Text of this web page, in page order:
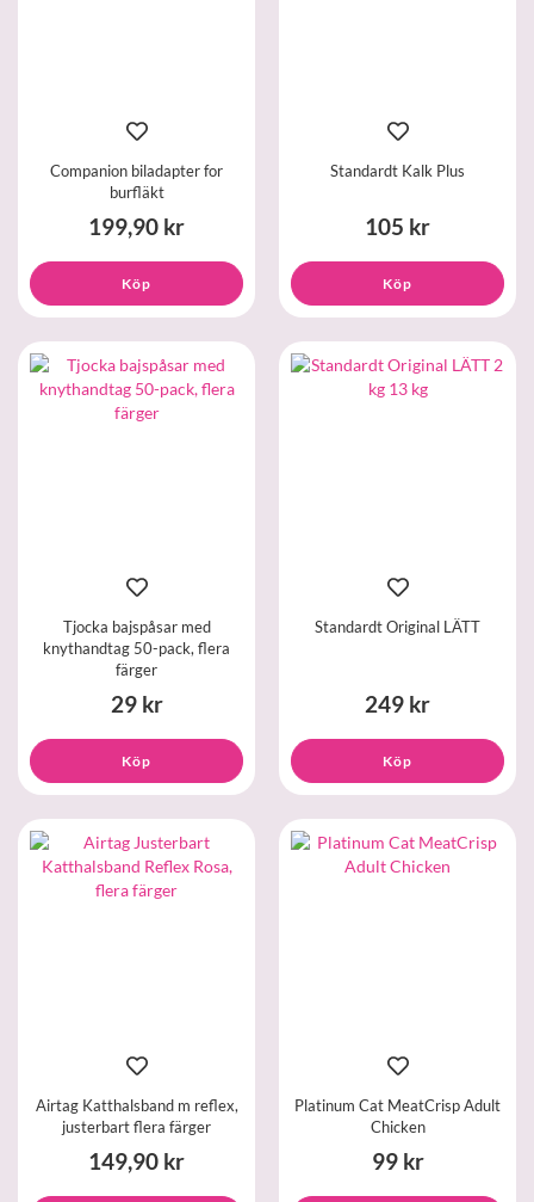
Companion biladapter for
burfläkt
199,90 kr
Köp
Standardt Kalk Plus
105 kr
Köp
Tjocka bajspåsar med
knythandtag 50-pack, flera
färger
29 kr
Köp
Standardt Original LÄTT
249 kr
Köp
Airtag Katthalsband m reflex,
justerbart flera färger
149,90 kr
Platinum Cat MeatCrisp Adult
Chicken
99 kr